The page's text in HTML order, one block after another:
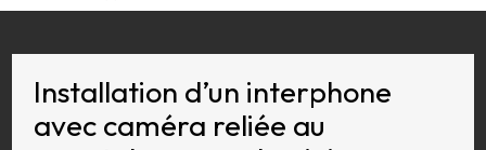
Installation d’un interphone
avec caméra reliée au